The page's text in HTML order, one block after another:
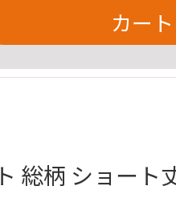
カー
総柄 ショー